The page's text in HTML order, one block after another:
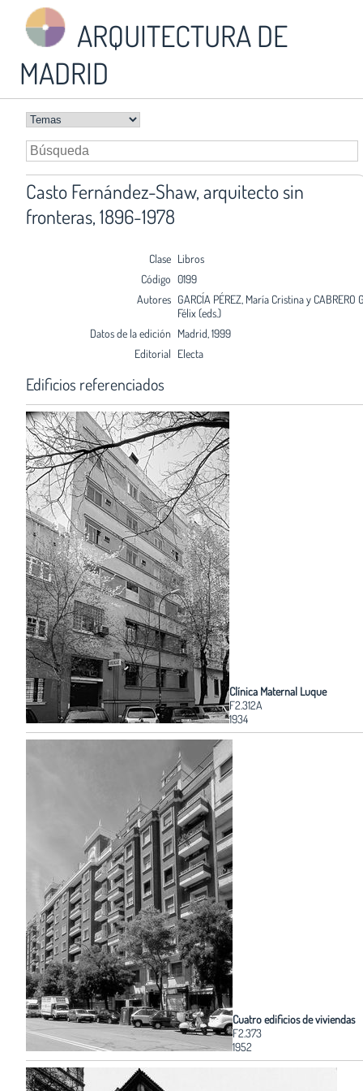
ARQUITECTURA DE
MADRID
Casto Fernández-Shaw, arquitecto sin
fronteras, 1896-1978
Clase Libros
Código 0199
Autores GARCÍA PÉREZ, María Cristina y CABRERO
Félix (eds.)
Datos de la edición Madrid, 1999
Editorial Electa
Edificios referenciados
Clínica Maternal Luque
F2.312A
1934
Cuatro edificios de viviendas
F2.373
1952